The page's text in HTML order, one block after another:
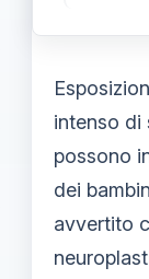
intenso di
possono
dei
avvertito